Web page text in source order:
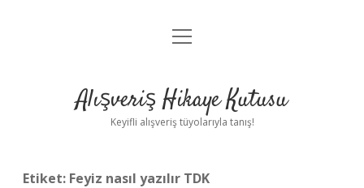
Anasayfa
Yasal Uyarı
menüyü
Alışveriş Hikaye Kutusu
Keyifli alışveriş tüyolarıyla tanış!
Etiket: Feyiz nasıl yazılır TDK